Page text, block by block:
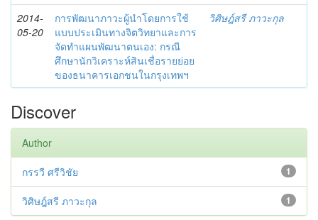
2014-
05-20
การพัฒนาภาวะผู้นำโดยการใช้
แบบประเมินทางจิตวิทยาและการ
จัดทำแผนพัฒนาตนเอง: กรณี
ศึกษานักวิเคราะห์สินเชื่อรายย่อย
ของธนาคารเอกชนในกรุงเทพฯ
วิศิษฎ์สรี ภาวะกุล
Discover
Author
1
กรรวี ศรีวิชัย
1
วิศิษฎ์สรี ภาวะกุล